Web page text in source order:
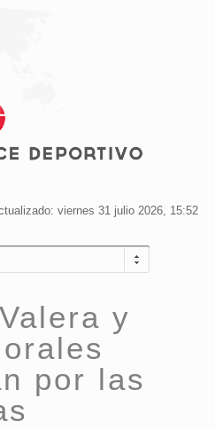
viernes 31 julio 2026, 15:52
y
por las